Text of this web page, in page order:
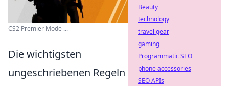
CS2 Premier Mode ...
Die wichtigsten
ungeschriebenen Regeln
Beauty
technology
travel gear
gaming
Programmatic SEO
phone accessories
SEO APIs